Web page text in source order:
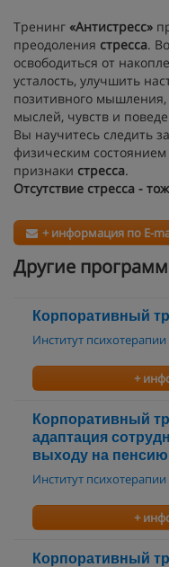
Тренинг «Антистресс»
преодоления стресса.
освободиться от
усталость, улучшить
позитивного мышления,
мыслей, чувств и
Вы научитесь следить
физическим
признаки стресса.
Отсутствие стресса -
+ информация по E-
Другие
Корпоративный
Институт
+
Корпоративный
адаптация
выходу на пенсию
Институт
+
Корпоративный